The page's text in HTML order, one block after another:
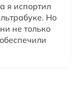
я испортил
Но
не только